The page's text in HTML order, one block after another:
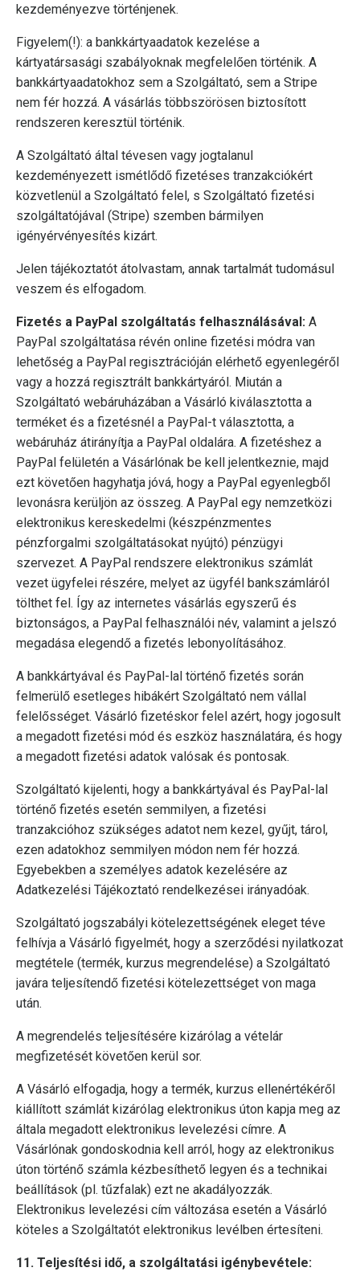
kezdeményezve történjenek.
Figyelem(!): a bankkártyaadatok kezelése a
kártyatársasági szabályoknak megfelelően történik. A
bankkártyaadatokhoz sem a Szolgáltató, sem a Stripe
nem fér hozzá. A vásárlás többszörösen biztosított
rendszeren keresztül történik.
A Szolgáltató által tévesen vagy jogtalanul
kezdeményezett ismétlődő fizetéses tranzakciókért
közvetlenül a Szolgáltató felel, s Szolgáltató fizetési
szolgáltatójával (Stripe) szemben bármilyen
igényérvényesítés kizárt.
Jelen tájékoztatót átolvastam, annak tartalmát tudomásul
veszem és elfogadom.
Fizetés a PayPal szolgáltatás felhasználásával: A
PayPal szolgáltatása révén online fizetési módra van
lehetőség a PayPal regisztrációján elérhető egyenlegéről
vagy a hozzá regisztrált bankkártyáról. Miután a
Szolgáltató webáruházában a Vásárló kiválasztotta a
terméket és a fizetésnél a PayPal-t választotta, a
webáruház átirányítja a PayPal oldalára. A fizetéshez a
PayPal felületén a Vásárlónak be kell jelentkeznie, majd
ezt követően hagyhatja jóvá, hogy a PayPal egyenlegből
levonásra kerüljön az összeg. A PayPal egy nemzetközi
elektronikus kereskedelmi (készpénzmentes
pénzforgalmi szolgáltatásokat nyújtó) pénzügyi
szervezet. A PayPal rendszere elektronikus számlát
vezet ügyfelei részére, melyet az ügyfél bankszámláról
tölthet fel. Így az internetes vásárlás egyszerű és
biztonságos, a PayPal felhasználói név, valamint a jelszó
megadása elegendő a fizetés lebonyolításához.
A bankkártyával és PayPal-lal történő fizetés során
felmerülő esetleges hibákért Szolgáltató nem vállal
felelősséget. Vásárló fizetéskor felel azért, hogy jogosult
a megadott fizetési mód és eszköz használatára, és hogy
a megadott fizetési adatok valósak és pontosak.
Szolgáltató kijelenti, hogy a bankkártyával és PayPal-lal
történő fizetés esetén semmilyen, a fizetési
tranzakcióhoz szükséges adatot nem kezel, gyűjt, tárol,
ezen adatokhoz semmilyen módon nem fér hozzá.
Egyebekben a személyes adatok kezelésére az
Adatkezelési Tájékoztató rendelkezései irányadóak.
Szolgáltató jogszabályi kötelezettségének eleget téve
felhívja a Vásárló figyelmét, hogy a szerződési nyilatkozat
megtétele (termék, kurzus megrendelése) a Szolgáltató
javára teljesítendő fizetési kötelezettséget von maga
után.
A megrendelés teljesítésére kizárólag a vételár
megfizetését követően kerül sor.
A Vásárló elfogadja, hogy a termék, kurzus ellenértékéről
kiállított számlát kizárólag elektronikus úton kapja meg az
általa megadott elektronikus levelezési címre. A
Vásárlónak gondoskodnia kell arról, hogy az elektronikus
úton történő számla kézbesíthető legyen és a technikai
beállítások (pl. tűzfalak) ezt ne akadályozzák.
Elektronikus levelezési cím változása esetén a Vásárló
köteles a Szolgáltatót elektronikus levélben értesíteni.
11. Teljesítési idő, a szolgáltatási igénybevétele: